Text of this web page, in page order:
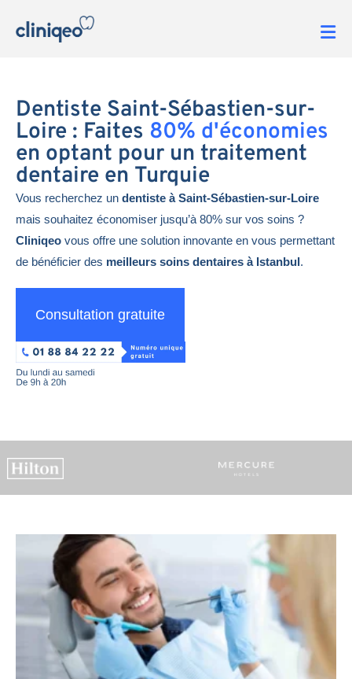
Dentiste Saint-Sébastien-sur-
Loire : Faites 80% d'économies
en optant pour un traitement
dentaire en Turquie
Vous recherchez un dentiste à Saint-Sébastien-sur-Loire
mais souhaitez économiser jusqu’à 80% sur vos soins ?
Cliniqeo vous offre une solution innovante en vous permettant
de bénéficier des meilleurs soins dentaires à Istanbul.
Consultation gratuite